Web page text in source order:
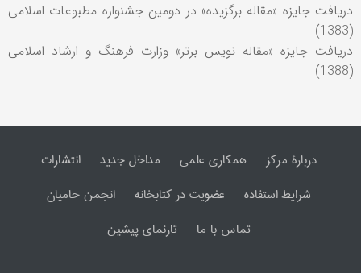
دریافت جایزه «مقاله برگزیده» در دومین جشنواره مطبوعات اسلامی
(1383)
دریافت جایزه «مقاله نویس برتر» وزارت فرهنگ و ارشاد اسلامی
(1388)
دربارۀ مرکز همکاری علمی مداخل جدید
انتشارات
شرایط استفاده
عضویت در کتابخانه
انجمن حامیان
تماس با ما
تارنمای پیشین